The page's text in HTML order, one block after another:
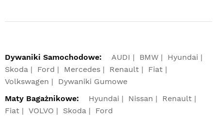
Dywaniki Samochodowe: AUDI BMW
Hyundai
Skoda
Ford Mercedes Renault
Fiat
Volkswagen
Dywaniki Gumowe
Maty Bagażnikowe:
Hyundai Nissan
Renault
Fiat
VOLVO Skoda
Ford